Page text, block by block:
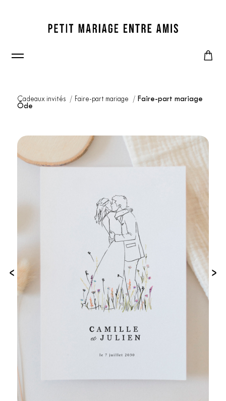
Cadeaux invités Faire-part mariage
Faire-part mariage
Ôde
‹ ›